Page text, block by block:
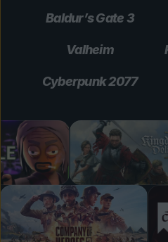
Baldur’s Gate 3
Valheim
Cyberpunk 2077